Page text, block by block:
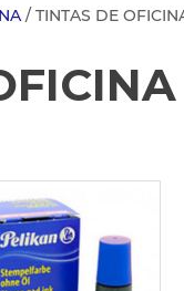
/ TINTAS DE